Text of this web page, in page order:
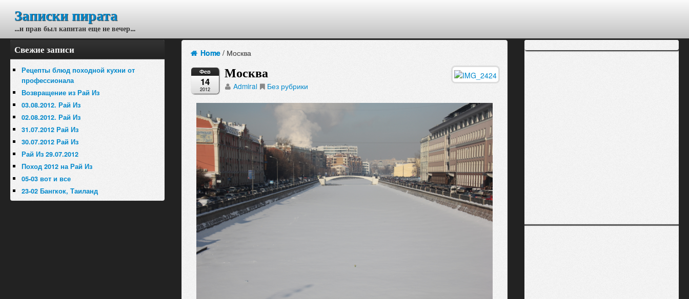
Записки пирата
…и прав был капитан еще не вечер…
Свежие записи
Рецепты блюд походной кухни от
профессионала
Возвращение из Рай Из
03.08.2012. Рай Из
02.08.2012. Рай Из
31.07.2012 Рай Из
30.07.2012 Рай Из
Рай Из 29.07.2012
Поход 2012 на Рай Из
05-03 вот и все
23-02 Бангкок, Таиланд
Home / Москва
Фев
14
2012
Москва
Admiral Без рубрики